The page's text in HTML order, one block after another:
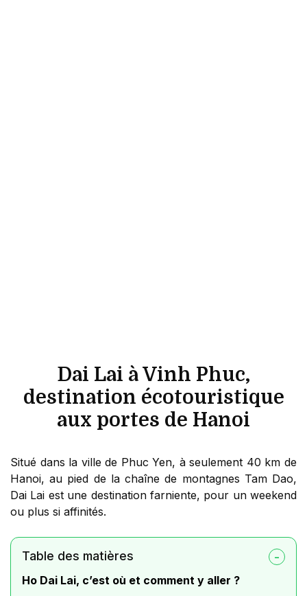
Dai Lai à Vinh Phuc,
destination écotouristique
aux portes de Hanoi
Situé dans la ville de Phuc Yen, à seulement 40 km de
Hanoi, au pied de la chaîne de montagnes Tam Dao,
Dai Lai est une destination farniente, pour un weekend
ou plus si affinités.
Table des matières
Ho Dai Lai, c’est où et comment y aller ?